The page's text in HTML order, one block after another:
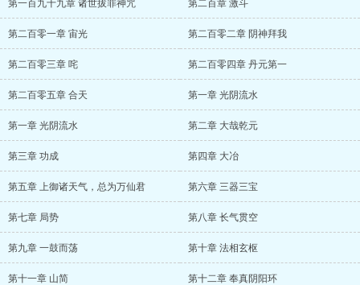
第一百九十九章 诸世拔罪神咒 第二百章 激斗
第二百零一章 宙光 第二百零二章 阴神拜我
第二百零三章 咤 第二百零四章 丹元第一
第二百零五章 合天 第一章 光阴流水
第一章 光阴流水 第二章 大哉乾元
第三章 功成 第四章 大冶
第五章 上御诸天气，总为万仙君 第六章 三器三宝
第七章 局势 第八章 长气贯空
第九章 一鼓而荡 第十章 法相玄枢
第十一章 山简 第十二章 奉真阴阳环